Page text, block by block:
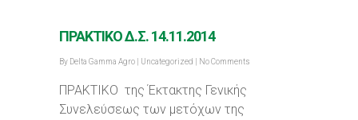
ΠΡΑΚΤΙΚΟ Δ.Σ. 14.11.2014
By Delta Gamma Agro Uncategorized No Comments
ΠΡΑΚΤΙΚΟ της Έκτακτης Γενικής
Συνελεύσεως των μετόχων της